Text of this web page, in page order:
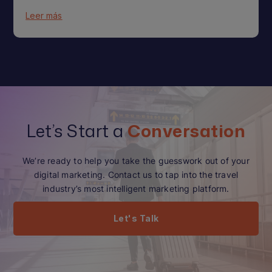
Leer más
Let’s Start a Conversation
We’re ready to help you take the guesswork out of your
digital marketing. Contact us to tap into the travel
industry’s most intelligent marketing platform.
Let's Talk